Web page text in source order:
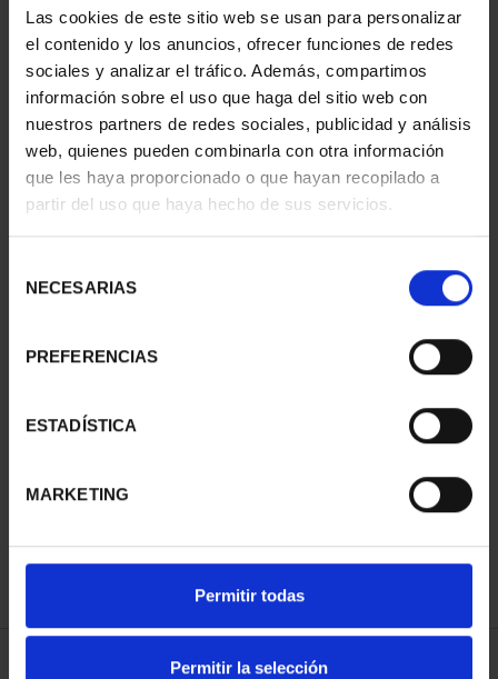
Las cookies de este sitio web se usan para personalizar
el contenido y los anuncios, ofrecer funciones de redes
sociales y analizar el tráfico. Además, compartimos
información sobre el uso que haga del sitio web con
nuestros partners de redes sociales, publicidad y análisis
web, quienes pueden combinarla con otra información
que les haya proporcionado o que hayan recopilado a
partir del uso que haya hecho de sus servicios.
NECESARIAS
PREFERENCIAS
ESTADÍSTICA
MARKETING
Permitir todas
Permitir la selección
275 ANIVERSARIO DE
GOYA (2021) PERRO
153,00 €
275 ANIVERSARIO DE
GOYA (2021) LA
COMETA
153,00 €
275 ANIVERSARIO DE
153,00 €